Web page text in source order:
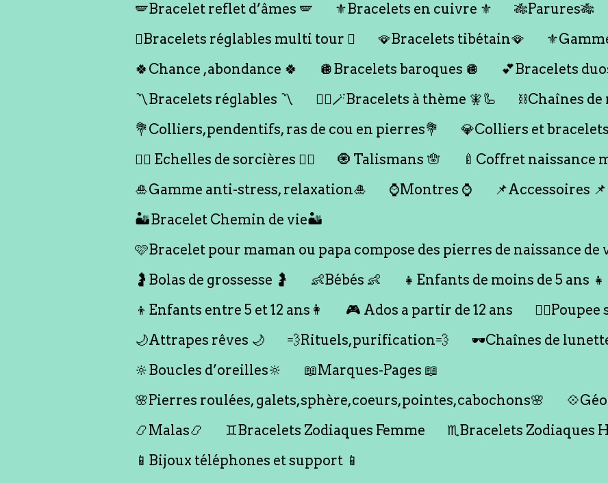
🪽Bracelet reflet d’âmes 🪽
⚜️Bracelets en cuivre ⚜️ 🎋Parures🎋
🪎Bracelets réglables multi tour 🪎
🪭Bracelets tibétain🪭
🍀Chance ,abondance 🍀
🪩Bracelets baroques 🪩
💕Bracelets
〽️Bracelets réglables 〽️
🧞‍♂️🪄Bracelets à thème 🧚🦾
⛓️Chaînes de
💐Colliers,pendentifs, ras de cou en pierres💐
💎Colliers et
🧙‍♀️ Echelles de sorcières 🧙‍♀️
🧿 Talismans 🪬
🍼Coffret naissance
🎍Gamme anti-stress, relaxation🎍
⌚️Montres ⌚️ 📌Accessoires 📌
🏜️Bracelet Chemin de vie🏜️
🩷Bracelet pour maman ou papa compose des pierres de naissance de
🤰Bolas de grossesse 🤰
👶Bébés 👶
👧Enfants de moins de 5 ans 👧
👦Enfants entre 5 et 12 ans👩
🎮 Ados a partir de 12 ans
🙇‍♂️Poupee
🌙Attrapes rêves 🌙
💨Rituels,purification💨 🕶️Chaînes de
🔆Boucles d’oreilles🔆
📖Marques-Pages 📖
🌸Pierres roulées, galets,sphère,coeurs,pointes,cabochons🌸
📿Malas📿
♊️Bracelets Zodiaques Femme
♏️Bracelets Zodiaques
📱Bijoux téléphones et support 📱